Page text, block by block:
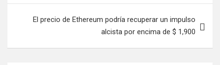
El precio de Ethereum podría recuperar un impulso
alcista por encima de $ 1,900